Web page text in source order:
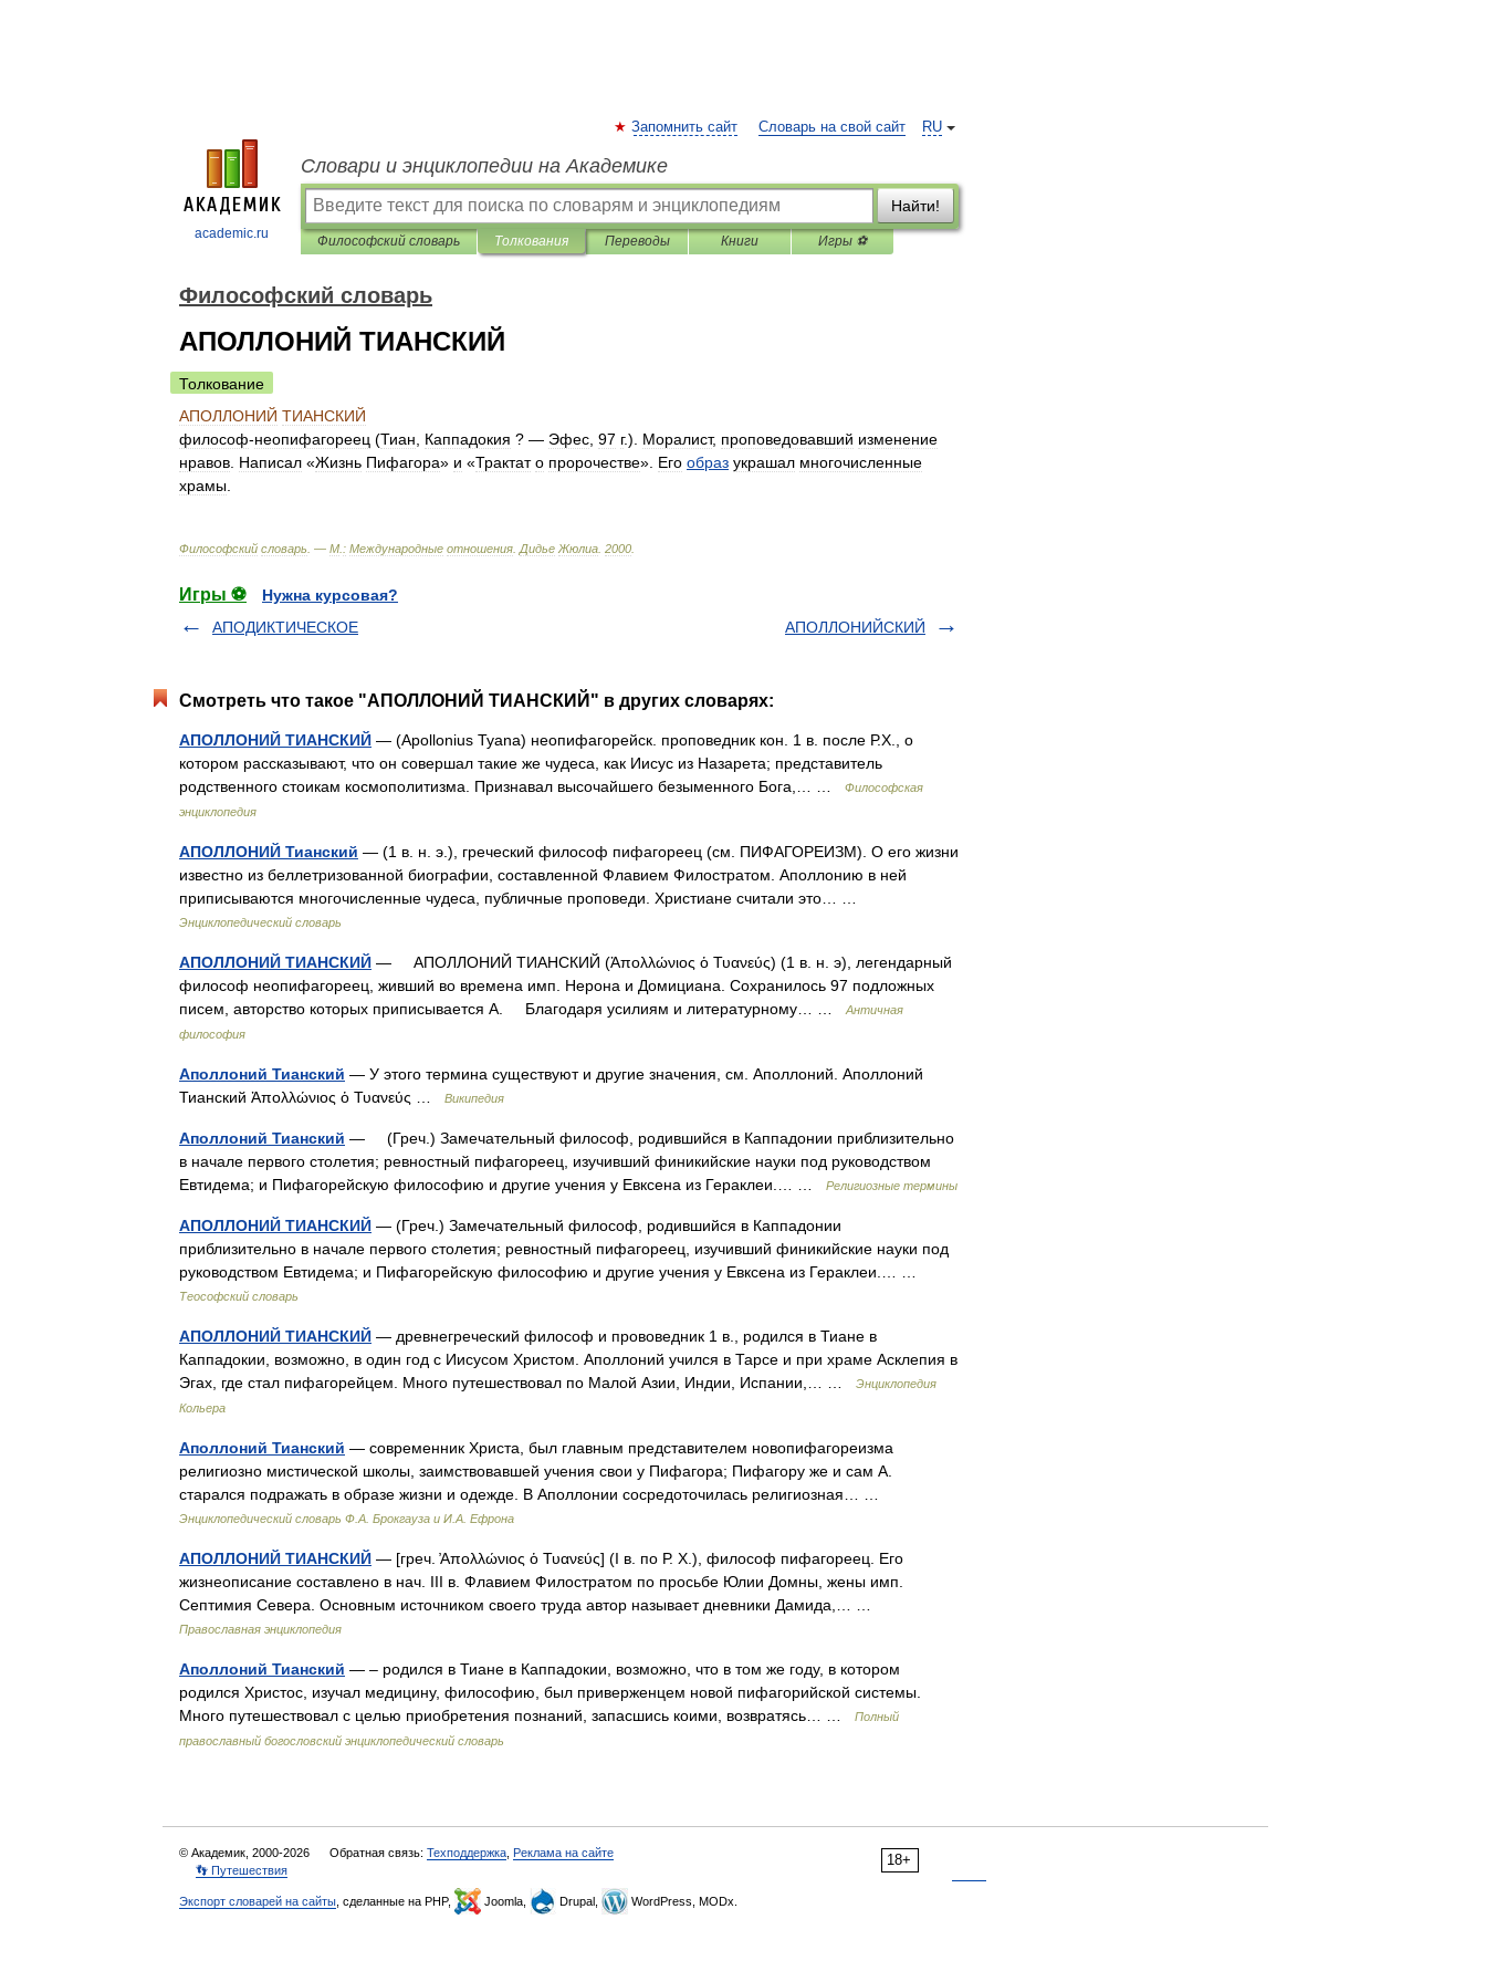
academic.ru
RU
Запомнить сайт Словарь на свой сайт
Словари и энциклопедии на Академике
Найти!
Философский словарь Толкования Переводы Книги Игры ⚽
Философский словарь
АПОЛЛОНИЙ ТИАНСКИЙ
Толкование
АПОЛЛОНИЙ ТИАНСКИЙ
философ-неопифагореец (Тиан Каппадокия ? — Эфес 97 г.). Моралист, проповедовавший изменение
нравов Написал «Жизнь Пифагора» и «Трактат о пророчестве». Его образ украшал многочисленные
храмы
Философский словарь . — М : Международные отношения Дидье Жюлиа 2000
Игры ⚽
Нужна курсовая?
АПОДИКТИЧЕСКОЕ
АПОЛЛОНИЙСКИЙ
Смотреть что такое "АПОЛЛОНИЙ ТИАНСКИЙ" в других словарях:
АПОЛЛОНИЙ ТИАНСКИЙ — (Apollonius Tyana) неопифагорейск. проповедник кон. 1 в. после Р.Х., о
котором рассказывают, что он совершал такие же чудеса, как Иисус из Назарета; представитель
родственного стоикам космополитизма. Признавал высочайшего безыменного Бога,… …
Философская
энциклопедия
АПОЛЛОНИЙ Тианский — (1 в. н. э.), греческий философ пифагореец (см. ПИФАГОРЕИЗМ). О его жизни
известно из беллетризованной биографии, составленной Флавием Филостратом. Аполлонию в ней
приписываются многочисленные чудеса, публичные проповеди. Христиане считали это… …
Энциклопедический словарь
АПОЛЛОНИЙ ТИАНСКИЙ — АПОЛЛОНИЙ ТИАНСКИЙ (Ἀπολλώνιος ὁ Τυανεύς) (1 в. н. э), легендарный
философ неопифагореец, живший во времена имп. Нерона и Домициана. Сохранилось 97 подложных
писем, авторство которых приписывается А. Благодаря усилиям и литературному… …
Античная
философия
Аполлоний Тианский — У этого термина существуют и другие значения, см. Аполлоний. Аполлоний
Тианский Ἀπολλώνιος ὁ Τυανεύς …
Википедия
Аполлоний Тианский — (Греч.) Замечательный философ, родившийся в Каппадонии приблизительно
в начале первого столетия; ревностный пифагореец, изучивший финикийские науки под руководством
Евтидема; и Пифагорейскую философию и другие учения у Евксена из Гераклеи.… …
Религиозные термины
АПОЛЛОНИЙ ТИАНСКИЙ — (Греч.) Замечательный философ, родившийся в Каппадонии
приблизительно в начале первого столетия; ревностный пифагореец, изучивший финикийские науки под
руководством Евтидема; и Пифагорейскую философию и другие учения у Евксена из Гераклеи.… …
Теософский словарь
АПОЛЛОНИЙ ТИАНСКИЙ — древнегреческий философ и прововедник 1 в., родился в Тиане в
Каппадокии, возможно, в один год с Иисусом Христом. Аполлоний учился в Тарсе и при храме Асклепия в
Эгах, где стал пифагорейцем. Много путешествовал по Малой Азии, Индии, Испании,… …
Энциклопедия
Кольера
Аполлоний Тианский — современник Христа, был главным представителем новопифагореизма
религиозно мистической школы, заимствовавшей учения свои у Пифагора; Пифагору же и сам А.
старался подражать в образе жизни и одежде. В Аполлонии сосредоточилась религиозная… …
Энциклопедический словарь Ф.А. Брокгауза и И.А. Ефрона
АПОЛЛОНИЙ ТИАНСКИЙ — [греч. ̓Απολλώνιος ὁ Τυανεύς] (I в. по Р. Х.), философ пифагореец. Его
жизнеописание составлено в нач. III в. Флавием Филостратом по просьбе Юлии Домны, жены имп.
Септимия Севера. Основным источником своего труда автор называет дневники Дамида,… …
Православная энциклопедия
Аполлоний Тианский — – родился в Тиане в Каппадокии, возможно, что в том же году, в котором
родился Христос, изучал медицину, философию, был приверженцем новой пифагорийской системы.
Много путешествовал с целью приобретения познаний, запасшись коими, возвратясь… …
Полный
православный богословский энциклопедический словарь
18+
© Академик, 2000-2026 Обратная связь: Техподдержка Реклама на сайте
👣 Путешествия
Экспорт словарей на сайты , сделанные на PHP, Joomla, Drupal, WordPress, MODx.